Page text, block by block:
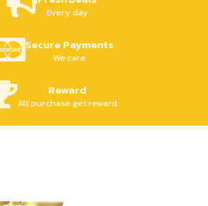
Every day
Secure Payments
We care
Reward
All purchase get reward